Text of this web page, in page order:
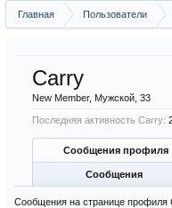
Главная Пользователи
Carry
New Member, Мужской, 33
Последняя активность Carry:
Сообщения профиля
Сообщения
Сообщения на странице профиля